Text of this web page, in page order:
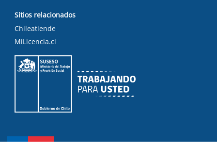
Sitios relacionados
Chileatiende
MiLicencia.cl